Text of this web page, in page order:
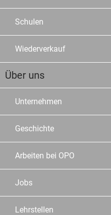
Schulen
Wiederverkauf
Über uns
Unternehmen
Geschichte
Arbeiten bei OPO
Jobs
Lehrstellen